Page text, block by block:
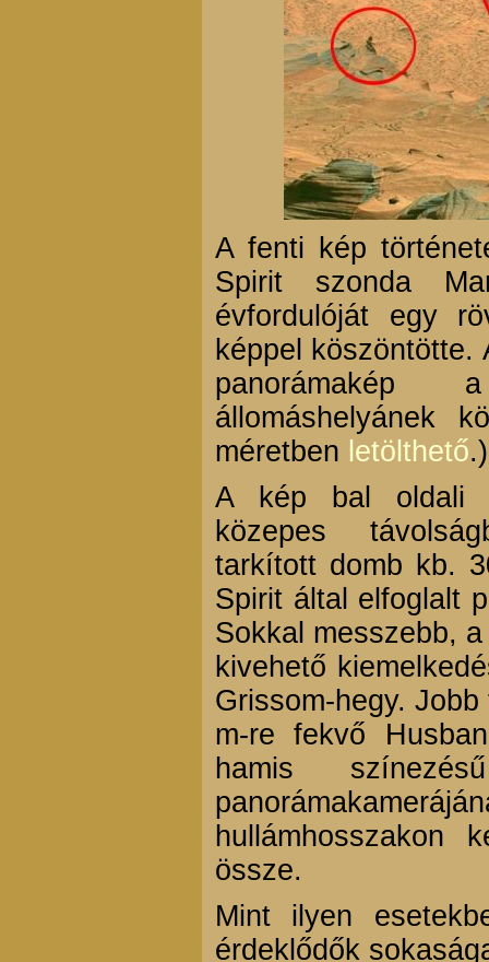
A fenti kép
Spirit szonda
évfordulóját egy
képpel köszöntötte.
panorámakép
állomáshelyánek
méretben letölthető.)
A kép bal oldali
közepes
tarkított domb kb.
Spirit által elfoglalt
Sokkal messzebb,
kivehető
Grissom-hegy.
m-re fekvő
hamis
hullámhosszakon
össze.
Mint ilyen
érdeklődők